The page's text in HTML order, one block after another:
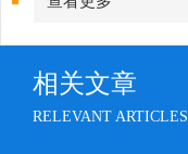
相关文章
RELEVANT ARTICLES